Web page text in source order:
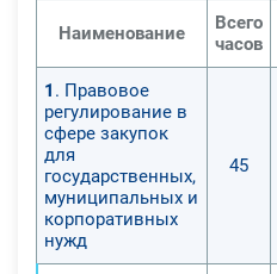
Наименование
Всего
часов
1 . Правовое
регулирование в
сфере закупок
для
государственных,
муниципальных и
корпоративных
нужд
45